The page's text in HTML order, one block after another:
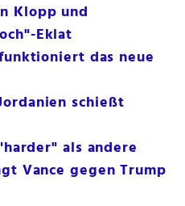
Klopp und
Eklat
das neue
schießt
als andere
Vance gegen Trump